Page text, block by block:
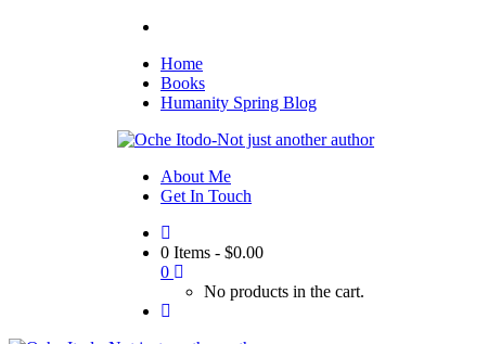
Home
Books
Humanity Spring Blog
About Me
Get In Touch
0 Items - $0.00
0
No products in the cart.